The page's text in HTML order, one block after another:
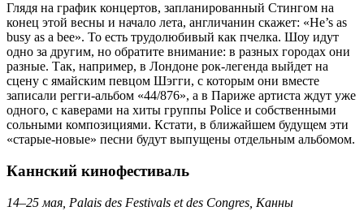
Глядя на график концертов, запланированный Стингом на
конец этой весны и начало лета, англичанин скажет: «He’s as
busy as a bee». То есть трудолюбивый как пчелка. Шоу идут
одно за другим, но обратите внимание: в разных городах они
разные. Так, например, в Лондоне рок-легенда выйдет на
сцену с ямайским певцом Шэгги, с которым они вместе
записали регги-альбом «44/876», а в Париже артиста ждут уже
одного, с каверами на хиты группы Police и собственными
сольными композициями. Кстати, в ближайшем будущем эти
«старые-новые» песни будут выпущены отдельным альбомом.
Каннский кинофестиваль
14–25 мая, Palais des Festivals et des Congres, Канны